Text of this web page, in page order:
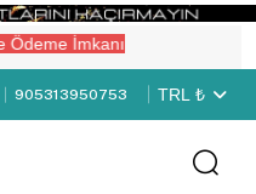
İmkanı
905313950753 TRL ₺